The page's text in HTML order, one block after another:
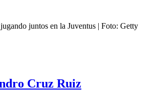
juntos en la Juventus | Foto: Getty
Cruz Ruiz